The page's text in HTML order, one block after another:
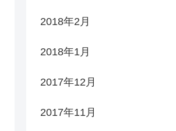
2018年2月
2018年1月
2017年12月
2017年11月